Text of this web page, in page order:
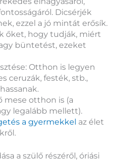
Dicsérjék
ezzel a jó mintát erősík.
őket, hogy tudják, miért
büntetést, ezeket
Otthon is legyen
ceruzák, festék, stb.,
mese otthon is (a
legalább mellett).
a gyermekkel az élet
a szülő részéről, óriási